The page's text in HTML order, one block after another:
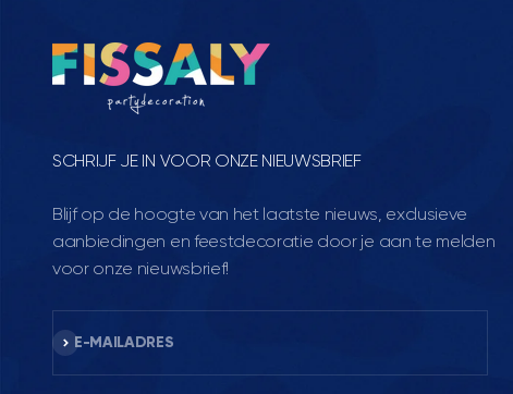
SCHRIJF JE IN VOOR ONZE NIEUWSBRIEF
Blijf op de hoogte van het laatste nieuws, exclusieve
aanbiedingen en feestdecoratie door je aan te melden
voor onze nieuwsbrief!
E-MAILADRES
Abonneren